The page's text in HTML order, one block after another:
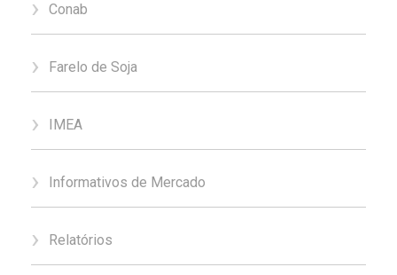
Conab
Farelo de Soja
IMEA
Informativos de Mercado
Relatórios